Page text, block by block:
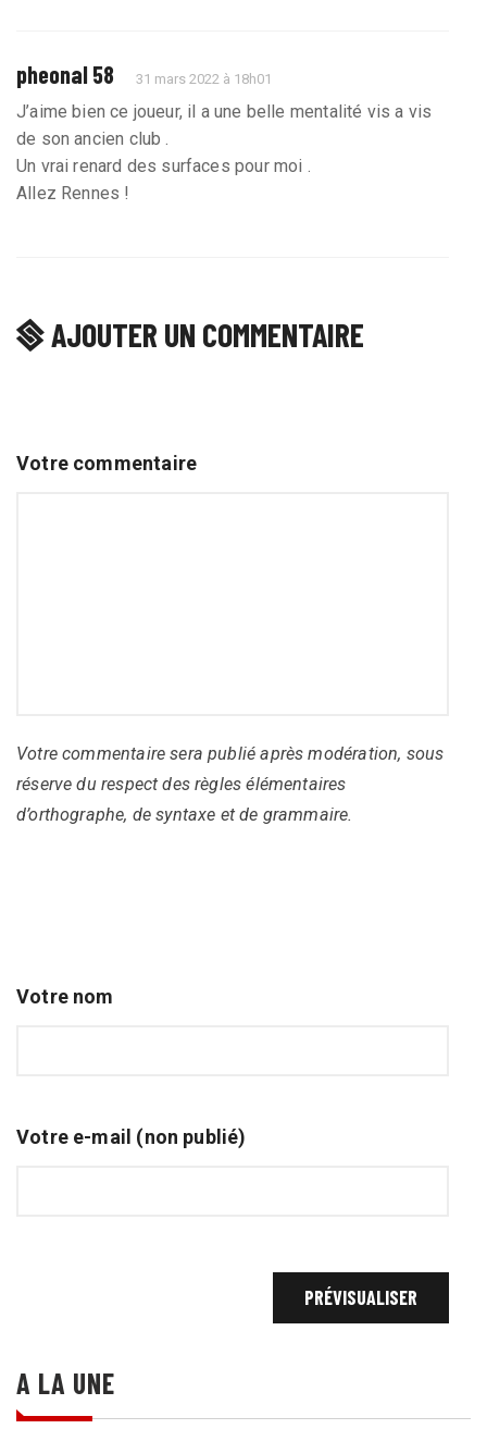
pheonal 58 31 mars 2022 à 18h01
J’aime bien ce joueur, il a une belle mentalité vis a vis
de son ancien club .
Un vrai renard des surfaces pour moi .
Allez Rennes !
AJOUTER UN COMMENTAIRE
Votre commentaire
Votre commentaire sera publié après modération, sous
réserve du respect des règles élémentaires
d’orthographe, de syntaxe et de grammaire.
Votre nom
Votre e-mail (non publié)
A LA UNE